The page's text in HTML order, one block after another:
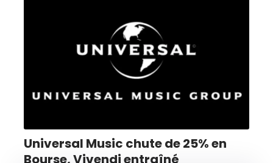
Universal Music chute de 25% en
Bourse, Vivendi entraîné